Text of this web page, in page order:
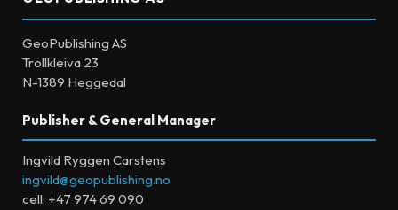
GeoPublishing AS
Trollkleiva 23
N-1389 Heggedal
Publisher & General Manager
Ingvild Ryggen Carstens
ingvild@geopublishing.no
cell: +47 974 69 090